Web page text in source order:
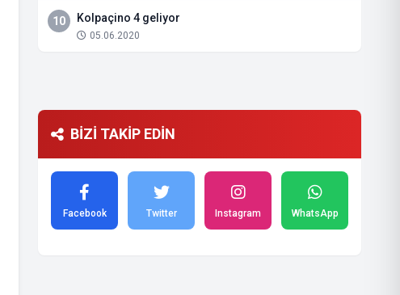
10 Kolpaçino 4 geliyor
05.06.2020
BİZİ TAKİP EDİN
Facebook Twitter Instagram WhatsApp